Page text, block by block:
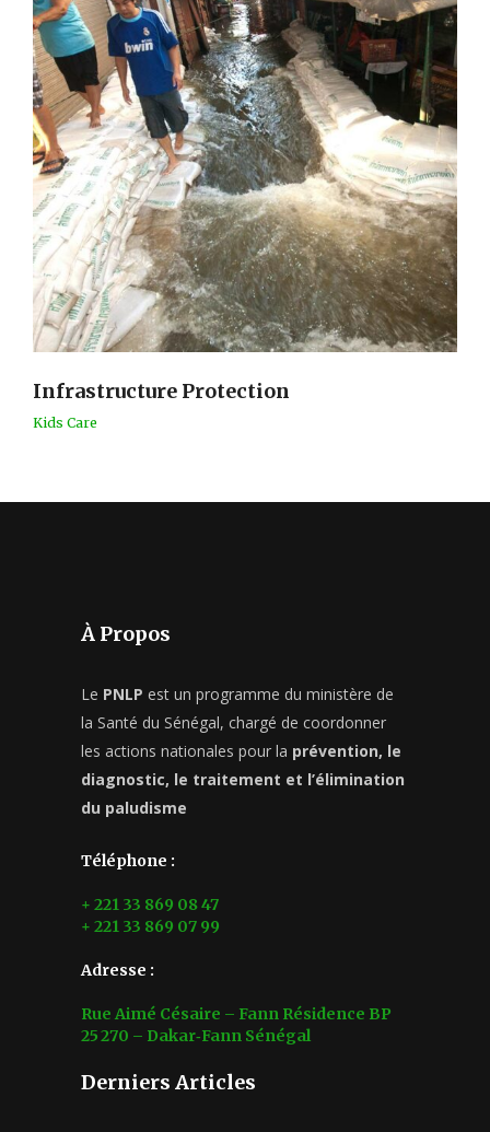
Infrastructure Protection
Kids Care
À Propos
Le PNLP est un programme du ministère de
la Santé du Sénégal, chargé de coordonner
les actions nationales pour la prévention, le
diagnostic, le traitement et l’élimination
du paludisme
Téléphone :
+ 221 33 869 08 47
+ 221 33 869 07 99
Adresse :
Rue Aimé Césaire – Fann Résidence BP
25 270 – Dakar‑Fann Sénégal
Derniers Articles